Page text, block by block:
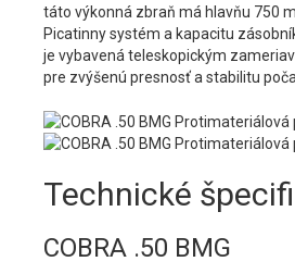
táto výkonná zbraň má hlavňu 750
Picatinny systém a kapacitu
je vybavená teleskopickým
pre zvýšenú presnosť a stabilitu
Technické
COBRA .50 BMG